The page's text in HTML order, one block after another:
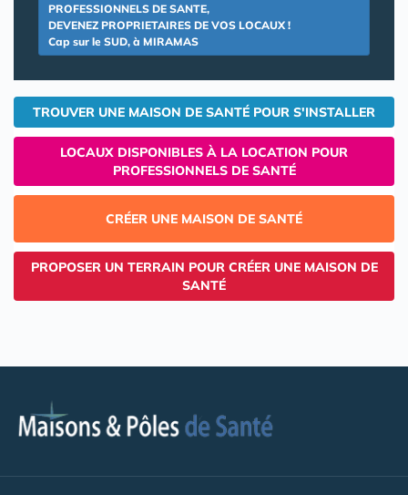
PROFESSIONNELS DE SANTE,
DEVENEZ PROPRIETAIRES DE VOS LOCAUX !
Cap sur le SUD, à MIRAMAS
TROUVER UNE MAISON DE SANTÉ POUR S'INSTALLER
LOCAUX DISPONIBLES À LA LOCATION POUR
PROFESSIONNELS DE SANTÉ
CRÉER UNE MAISON DE SANTÉ
PROPOSER UN TERRAIN POUR CRÉER UNE MAISON DE
SANTÉ